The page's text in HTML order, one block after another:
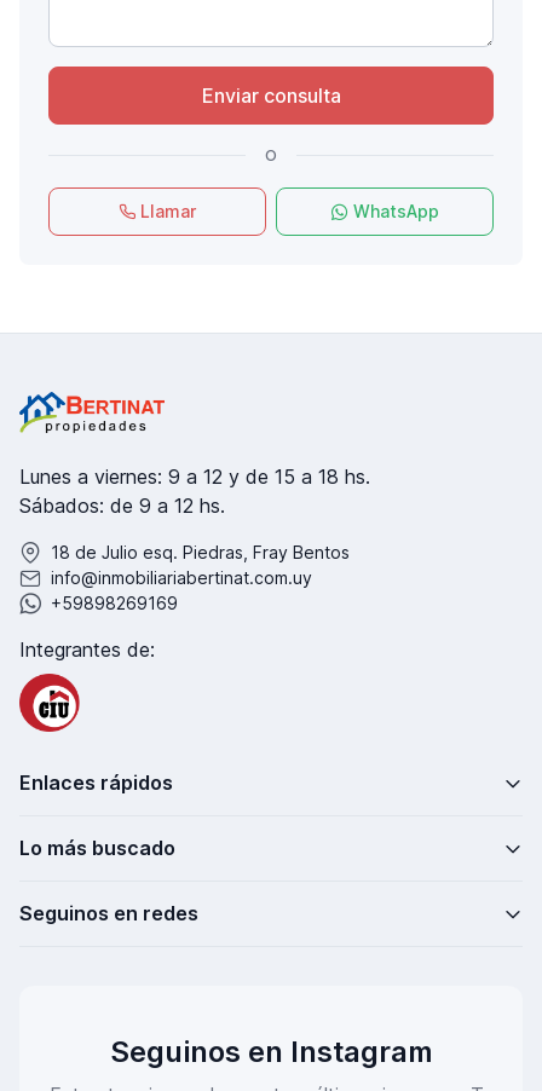
Enviar consulta
o
Llamar WhatsApp
Lunes a viernes: 9 a 12 y de 15 a 18 hs.
Sábados: de 9 a 12 hs.
18 de Julio esq. Piedras, Fray Bentos
info@inmobiliariabertinat.com.uy
+59898269169
Integrantes de:
Enlaces rápidos
Lo más buscado
Seguinos en redes
Seguinos en Instagram